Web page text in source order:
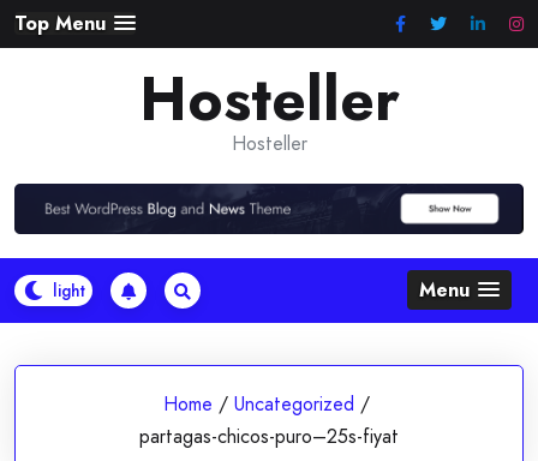
Skip
to
Top Menu
Hosteller
Hosteller
Menu
Home / Uncategorized /
partagas-chicos-puro–25s-fiyat